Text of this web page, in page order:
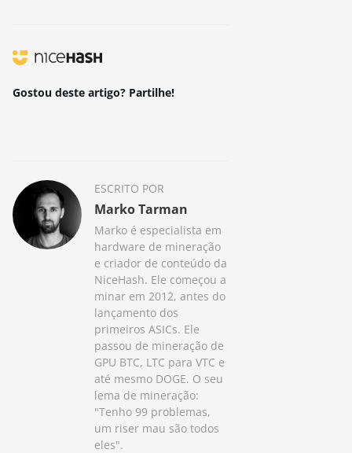
Gostou deste artigo? Partilhe!
ESCRITO POR
Marko Tarman
Marko é especialista em
hardware de mineração
e criador de conteúdo da
NiceHash. Ele começou a
minar em 2012, antes do
lançamento dos
primeiros ASICs. Ele
passou de mineração de
GPU BTC, LTC para VTC e
até mesmo DOGE. O seu
lema de mineração:
"Tenho 99 problemas,
um riser mau são todos
eles".